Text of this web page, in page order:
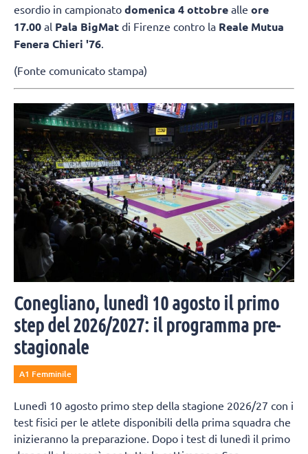
esordio in campionato domenica 4 ottobre alle ore
17.00 al Pala BigMat di Firenze contro la Reale Mutua
Fenera Chieri '76
(Fonte comunicato stampa)
Conegliano, lunedì 10 agosto il primo
step del 2026/2027: il programma pre-
stagionale
A1 Femminile
Lunedì 10 agosto primo step della stagione 2026/27 con i
test fisici per le atlete disponibili della prima squadra che
inizieranno la preparazione. Dopo i test di lunedì il primo